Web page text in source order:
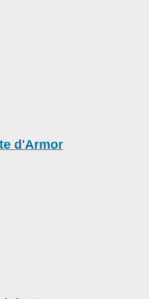
d'Armor